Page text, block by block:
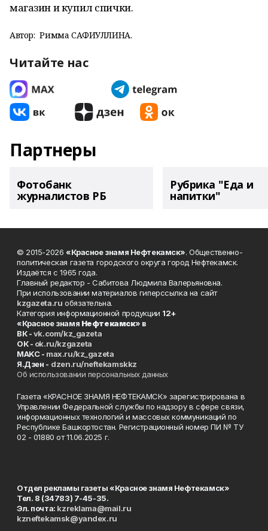
магазин и купил спички.
Автор: Римма САФИУЛЛИНА.
Читайте нас
Партнеры
Фотобанк
журналистов РБ
Рубрика "Еда и
напитки"
© 2015-2026 «Красное знамя Нефтекамск». Общественно-
политическая газета городского округа город Нефтекамск.
Издаётся с 1965 года.
Главный редактор - Сабитова Людмила Валерьяновна.
При использовании материалов гиперссылка на сайт
kzgazeta.ru обязательна.
Категория информационной продукции 12+
«Красное знамя Нефтекамск» в
ВК -vk.com/kz_gazeta
ОК - ok.ru/kzgazeta
MAKC - max.ru/kz_gazeta
Я.Дзен - dzen.ru/neftekamskkz
Об использовании персональных данных
Газета «КРАСНОЕ ЗНАМЯ НЕФТЕКАМСК» зарегистрирована в
Управлении Федеральной службы по надзору в сфере связи,
информационных технологий и массовых коммуникаций по
Республике Башкортостан. Регистрационный номер ПИ № ТУ
02 - 01880 от 11.06.2025 г.
Отдел рекламы газеты «Красное знамя Нефтекамск»
Тел. 8 (34783) 7-45-35.
Эл. почта: kzreklama@mail.ru
kzneftekamsk@yandex.ru